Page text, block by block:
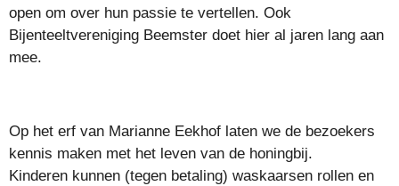
open om over hun passie te vertellen. Ook
Bijenteeltvereniging Beemster doet hier al jaren lang aan
mee.
Op het erf van Marianne Eekhof laten we de bezoekers
kennis maken met het leven van de honingbij.
Kinderen kunnen (tegen betaling) waskaarsen rollen en